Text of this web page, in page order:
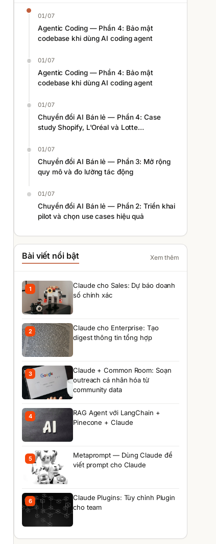
01/07
Agentic Coding — Phần 4: Bảo mật
codebase khi dùng AI coding agent
01/07
Agentic Coding — Phần 4: Bảo mật
codebase khi dùng AI coding agent
01/07
Chuyển đổi AI Bán lẻ — Phần 4: Case
study Shopify, L'Oréal và Lotte
01/07
Chuyển đổi AI Bán lẻ — Phần 3: Mở rộng
quy mô và đo lường tác động
01/07
Chuyển đổi AI Bán lẻ — Phần 2: Triển khai
pilot và chọn use cases hiệu quả
Bài viết nổi bật Xem thêm
1
Claude cho Sales: Dự báo doanh
số chính xác
2
Claude cho Enterprise: Tạo
digest thông tin tổng hợp
3
Claude + Common Room: Soạn
outreach cá nhân hóa từ
community data
4
RAG Agent với LangChain +
Pinecone + Claude
5
Metaprompt — Dùng Claude để
viết prompt cho Claude
6
Claude Plugins: Tùy chỉnh Plugin
cho team